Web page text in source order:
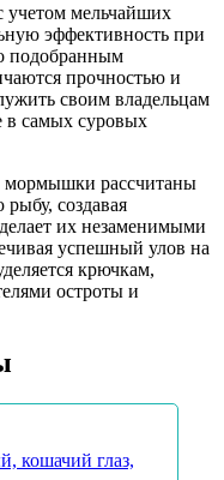
учетом мельчайших
эффективность при
подобранным
прочностью и
своим владельцам
в самых суровых
мормышки рассчитаны
создавая
их незаменимыми
успешный улов на
крючкам,
остроты и